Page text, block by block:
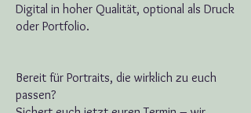
Digital in hoher Qualität, optional als Druck
oder Portfolio.
Bereit für Portraits, die wirklich zu euch
passen?